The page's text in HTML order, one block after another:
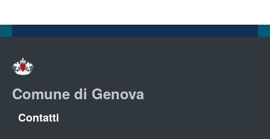
Comune di Genova
Contatti